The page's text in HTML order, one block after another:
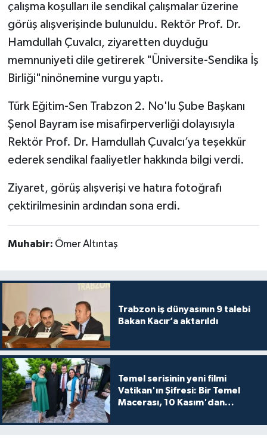
çalışma koşulları ile sendikal çalışmalar üzerine
görüş alışverişinde bulunuldu. Rektör Prof. Dr.
Hamdullah Çuvalcı, ziyaretten duyduğu
memnuniyeti dile getirerek "Üniversite-Sendika İş
Birliği"ninönemine vurgu yaptı.
Türk Eğitim-Sen Trabzon 2. No'lu Şube Başkanı
Şenol Bayram ise misafirperverliği dolayısıyla
Rektör Prof. Dr. Hamdullah Çuvalcı’ya teşekkür
ederek sendikal faaliyetler hakkında bilgi verdi.
Ziyaret, görüş alışverişi ve hatıra fotoğrafı
çektirilmesinin ardından sona erdi.
Muhabir: Ömer Altıntaş
Trabzon iş dünyasının 9 talebi
Bakan Kacır’a aktarıldı
Temel serisinin yeni filmi
Vatikan'ın Şifresi: Bir Temel
Macerası, 10 Kasım'dan
buluşuyo